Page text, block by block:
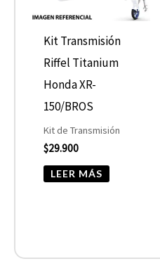
Kit Transmisión
Riffel Titanium
Honda XR-
150/BROS
Kit de Transmisión
$29.900
LEER MÁS